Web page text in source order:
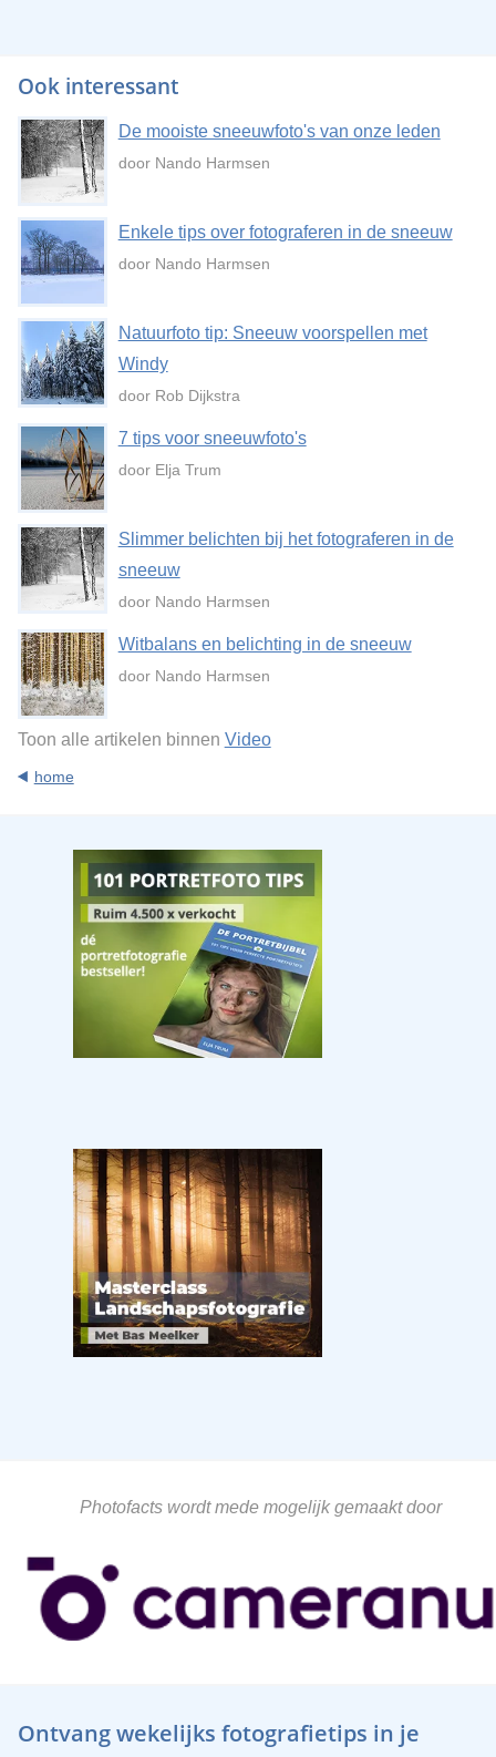
Ook interessant
De mooiste sneeuwfoto's van onze leden
door Nando Harmsen
Enkele tips over fotograferen in de sneeuw
door Nando Harmsen
Natuurfoto tip: Sneeuw voorspellen met
Windy
door Rob Dijkstra
7 tips voor sneeuwfoto's
door Elja Trum
Slimmer belichten bij het fotograferen in de
sneeuw
door Nando Harmsen
Witbalans en belichting in de sneeuw
door Nando Harmsen
Toon alle artikelen binnen Video
home
Photofacts wordt mede mogelijk gemaakt door
Ontvang wekelijks fotografietips in je